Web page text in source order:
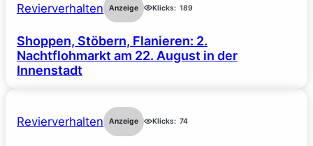
Revierverhalten Anzeige Klicks: 189
Shoppen, Stöbern, Flanieren: 2.
Nachtflohmarkt am 22. August in der
Innenstadt
Revierverhalten Anzeige Klicks: 74